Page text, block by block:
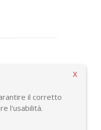
il corretto
l'usabilità.
X